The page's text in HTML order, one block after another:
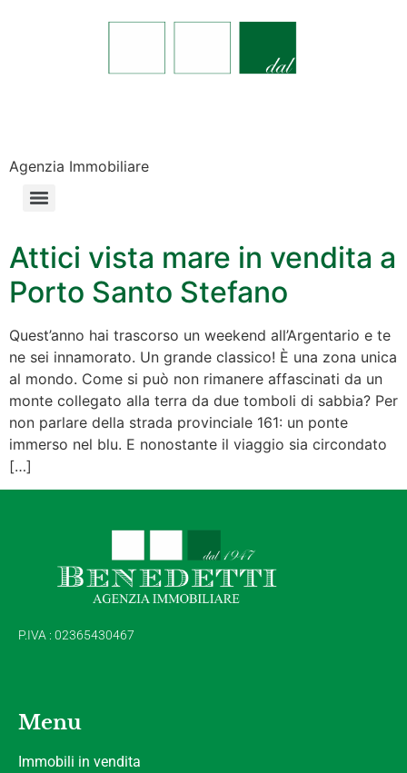
Agenzia Immobiliare
Attici vista mare in vendita a
Porto Santo Stefano
Quest’anno hai trascorso un weekend all’Argentario e te
ne sei innamorato. Un grande classico! È una zona unica
al mondo. Come si può non rimanere affascinati da un
monte collegato alla terra da due tomboli di sabbia? Per
non parlare della strada provinciale 161: un ponte
immerso nel blu. E nonostante il viaggio sia circondato
[…]
P.IVA : 02365430467
Menu
Immobili in vendita